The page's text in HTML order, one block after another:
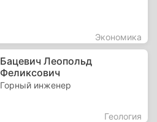
Экономика
Бацевич Леопольд
Феликсович
Горный инженер
Геология